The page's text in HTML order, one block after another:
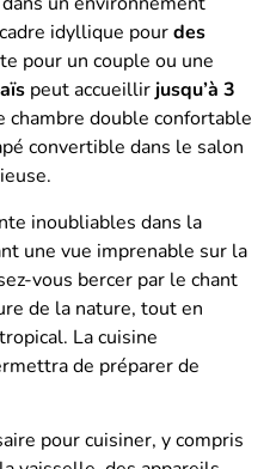
idyllique pourdes
pour un couple ou une
peut accueillirjusqu’à 3
chambre double confortable
convertible dans le salon
inoubliables dans la
une vue imprenable sur la
vous bercer par le chant
de la nature, tout en
La cuisine
de préparer de
pour cuisiner, y compris